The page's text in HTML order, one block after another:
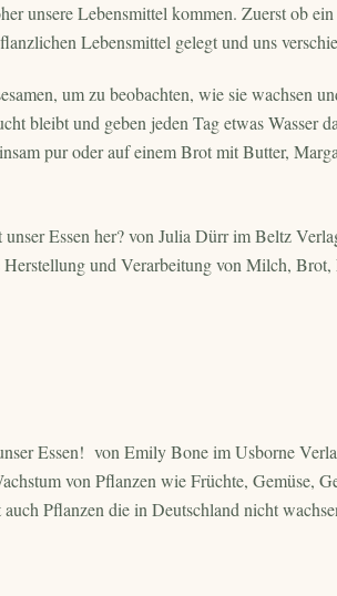
unsere Lebensmittel kommen. Zuerst ob
Lebensmittel gelegt und uns
um zu beobachten, wie sie wachsen
bleibt und geben jeden Tag etwas
pur oder auf einem Brot mit Butter,
Essen her? von Julia Dürr im Beltz
Herstellung und Verarbeitung von Milch,
Essen! von Emily Bone im Usborne
von Pflanzen wie Früchte, Gemüse,
Pflanzen die in Deutschland nicht